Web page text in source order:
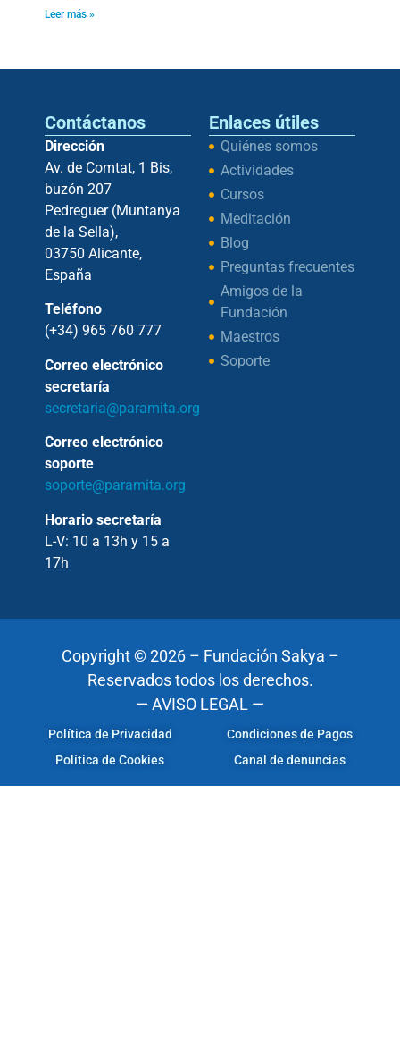
Leer más »
Contáctanos
Dirección
Av. de Comtat, 1 Bis,
buzón 207
Pedreguer (Muntanya
de la Sella),
03750 Alicante,
España
Teléfono
(+34) 965 760 777
Correo electrónico
secretaría
secretaria@paramita.org
Correo electrónico
soporte
soporte@paramita.org
Horario secretaría
L-V: 10 a 13h y 15 a
17h
Enlaces útiles
Quiénes somos
Actividades
Cursos
Meditación
Blog
Preguntas frecuentes
Amigos de la
Fundación
Maestros
Soporte
Copyright © 2026 – Fundación Sakya –
Reservados todos los derechos.
— AVISO LEGAL —
Política de Privacidad
Condiciones de Pagos
Política de Cookies
Canal de denuncias